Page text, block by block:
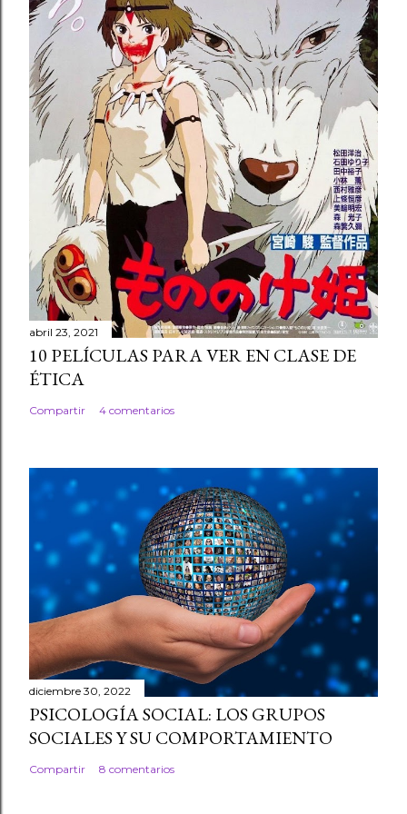
n
o
m
e
n
o
abril 23, 2021
10 PELÍCULAS PARA VER EN CLASE DE
ÉTICA
Compartir 4 comentarios
diciembre 30, 2022
PSICOLOGÍA SOCIAL: LOS GRUPOS
SOCIALES Y SU COMPORTAMIENTO
Compartir 8 comentarios